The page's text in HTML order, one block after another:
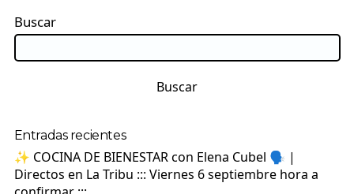
Buscar
Buscar
Entradas recientes
✨ COCINA DE BIENESTAR con Elena Cubel 🗣️ |
Directos en La Tribu ::: Viernes 6 septiembre hora a